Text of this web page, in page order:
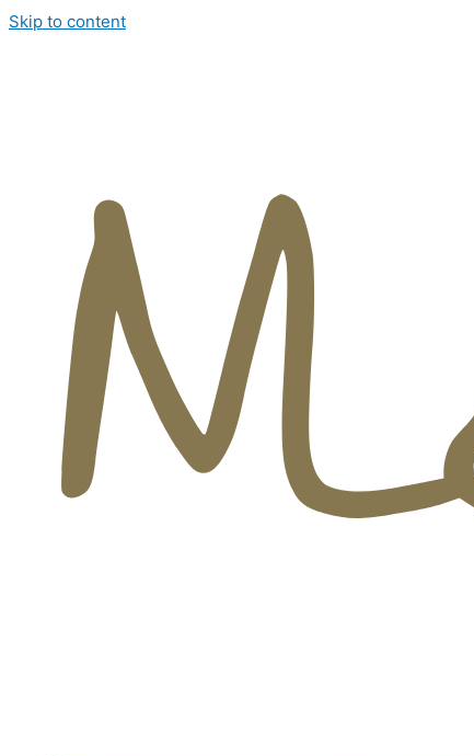
Skip to content